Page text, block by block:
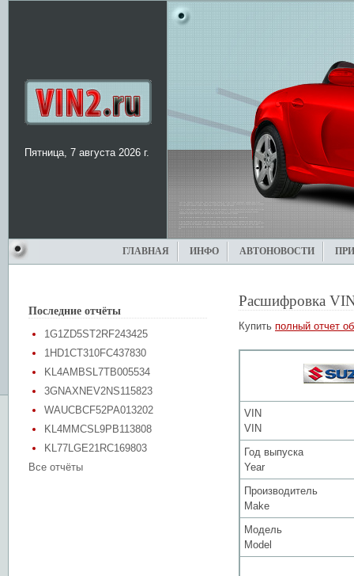
Пятница, 7 августа 2026 г.
ГЛАВНАЯ ИНФО АВТОНОВОСТИ
Последние отчёты
1G1ZD5ST2RF243425
1HD1CT310FC437830
KL4AMBSL7TB005534
3GNAXNEV2NS115823
WAUCBCF52PA013202
KL4MMCSL9PB113808
KL77LGE21RC169803
Все отчёты
Расшифровка
Купить полный отчет
VIN
VIN
Год выпуска
Year
Производитель
Make
Модель
Model